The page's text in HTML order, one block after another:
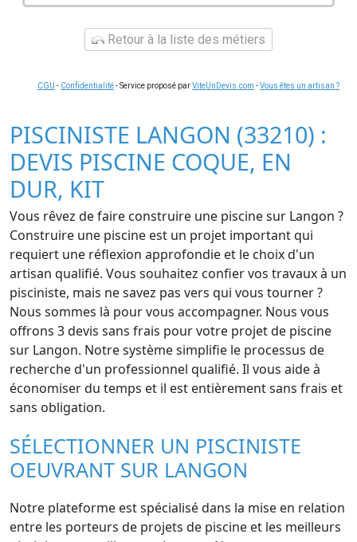
Retour à la liste des métiers
CGU - Confidentialité- Service proposé parViteUnDevis.com -Vous êtes un artisan ?
PISCINISTE LANGON (33210) :
DEVIS PISCINE COQUE, EN
DUR, KIT
Vous rêvez de faire construire une piscine sur Langon ?
Construire une piscine est un projet important qui
requiert une réflexion approfondie et le choix d'un
artisan qualifié. Vous souhaitez confier vos travaux à un
pisciniste, mais ne savez pas vers qui vous tourner ?
Nous sommes là pour vous accompagner. Nous vous
offrons 3 devis sans frais pour votre projet de piscine
sur Langon. Notre système simplifie le processus de
recherche d'un professionnel qualifié. Il vous aide à
économiser du temps et il est entièrement sans frais et
sans obligation.
SÉLECTIONNER UN PISCINISTE
OEUVRANT SUR LANGON
Notre plateforme est spécialisé dans la mise en relation
entre les porteurs de projets de piscine et les meilleurs